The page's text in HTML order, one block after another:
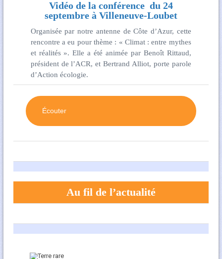
Vidéo de la conférence du 24
septembre à Villeneuve-Loubet
Organisée par notre antenne de Côte d’Azur, cette
rencontre a eu pour thème : « Climat : entre mythes
et réalités ». Elle a été animée par Benoît Rittaud,
président de l’ACR, et Bertrand Alliot, porte parole
d’Action écologie.
Écouter
Au fil de l’actualité